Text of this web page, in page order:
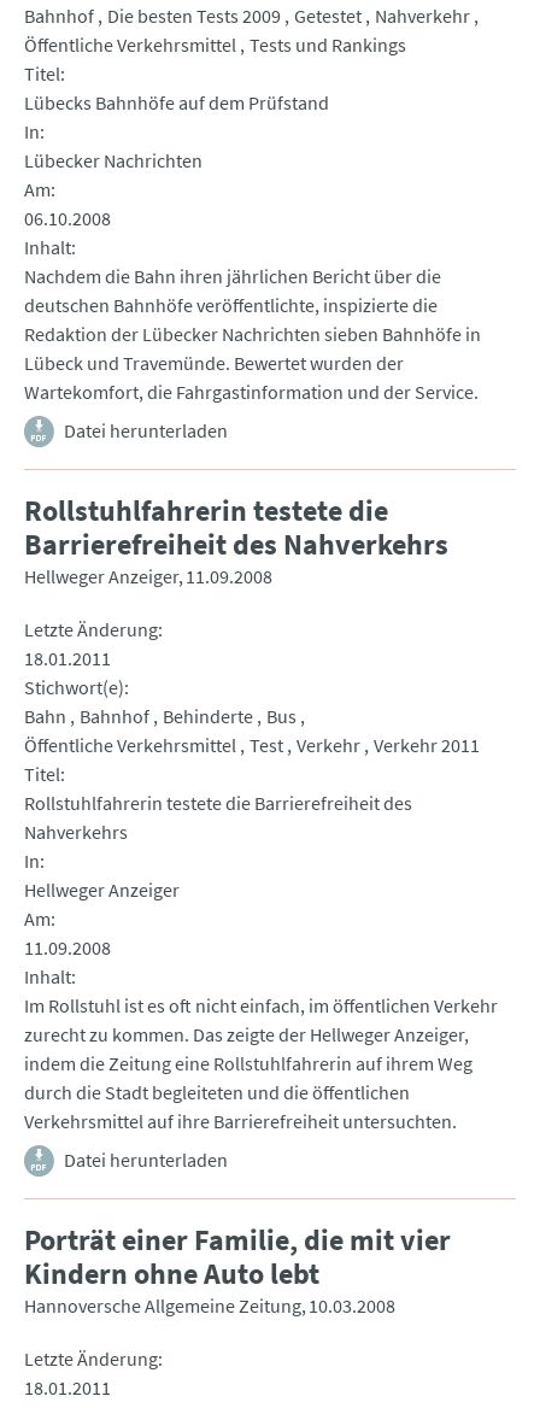
Bahnhof Die besten Tests 2009 Getestet Nahverkehr
Öffentliche Verkehrsmittel Tests und Rankings
Titel
Lübecks Bahnhöfe auf dem Prüfstand
In
Lübecker Nachrichten
Am
06.10.2008
Inhalt
Nachdem die Bahn ihren jährlichen Bericht über die
deutschen Bahnhöfe veröffentlichte, inspizierte die
Redaktion der Lübecker Nachrichten sieben Bahnhöfe in
Lübeck und Travemünde. Bewertet wurden der
Wartekomfort, die Fahrgastinformation und der Service.
Datei herunterladen
Rollstuhlfahrerin testete die
Barrierefreiheit des Nahverkehrs
Hellweger Anzeiger 11.09.2008
Letzte Änderung
18.01.2011
Stichwort(e)
Bahn
Bahnhof Behinderte Bus
Öffentliche Verkehrsmittel Test Verkehr Verkehr 2011
Titel
Rollstuhlfahrerin testete die Barrierefreiheit des
Nahverkehrs
In
Hellweger Anzeiger
Am
11.09.2008
Inhalt
Im Rollstuhl ist es oft nicht einfach, im öffentlichen Verkehr
zurecht zu kommen. Das zeigte der Hellweger Anzeiger,
indem die Zeitung eine Rollstuhlfahrerin auf ihrem Weg
durch die Stadt begleiteten und die öffentlichen
Verkehrsmittel auf ihre Barrierefreiheit untersuchten.
Datei herunterladen
Porträt einer Familie, die mit vier
Kindern ohne Auto lebt
Hannoversche Allgemeine Zeitung 10.03.2008
Letzte Änderung
18.01.2011